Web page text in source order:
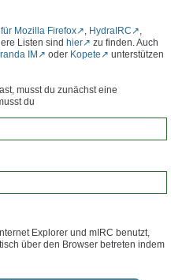
Mozilla Firefox , HydraIRC
,
Listen sind hier
zu finden. Auch
IM oder Kopete
unterstützen
musst du zunächst eine
du
Explorer und mIRC benutzt,
über den Browser betreten indem